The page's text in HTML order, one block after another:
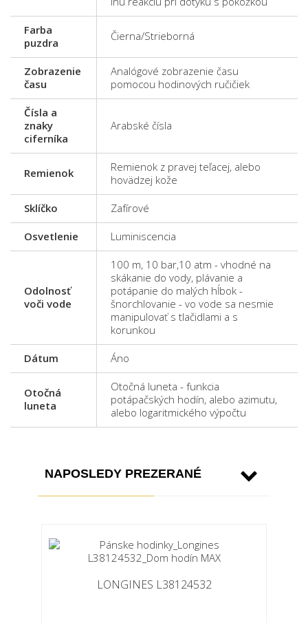
Farba
puzdra
Čierna/Strieborná
Zobrazenie
času
Analógové zobrazenie času
pomocou hodinových ručičiek
Čísla a
znaky
ciferníka
Arabské čísla
Remienok
Remienok z pravej teľacej, alebo
hovädzej kože
Sklíčko Zafírové
Osvetlenie Luminiscencia
Odolnosť
voči vode
100 m, 10 bar,10 atm - vhodné na
skákanie do vody, plávanie a
potápanie do malých hĺbok -
šnorchlovanie - vo vode sa nesmie
manipulovať s tlačidlami a s
korunkou
Dátum Áno
Otočná
luneta
Otočná luneta - funkcia
potápačských hodín, alebo azimutu,
alebo logaritmického výpočtu
NAPOSLEDY PREZERANÉ
LONGINES L38124532